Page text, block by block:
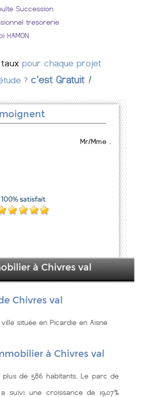
Succession
tresorerie
HAMON
pour chaque projet
? c'est Gratuit !
Mr/Mme .
à Chivres val
Chivres val
située en Picardie en Aisne
à Chivres val
plus de 586 habitants. Le parc de
suivi une croissance de 19,07%